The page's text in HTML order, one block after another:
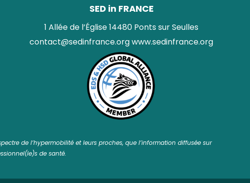
SED in FRANCE
1 Allée de l’Église 14480 Ponts sur Seulles
contact@sedinfrance.orgwww.sedinfrance.org
de l’hypermobilité et leurs proches, que l’information diffusée sur
de santé.